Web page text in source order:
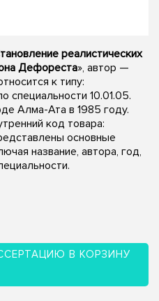
реалистических
Дефореста», автор —
к типу:
специальности 10.01.05.
Алма-Ата в 1985 году.
код товара:
основные
название, автора, год,
В КОРЗИНУ